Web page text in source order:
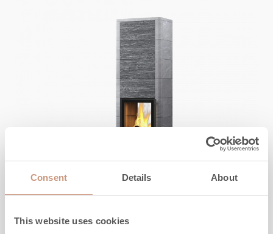
Consent Details About
This website uses cookies
KARELIA